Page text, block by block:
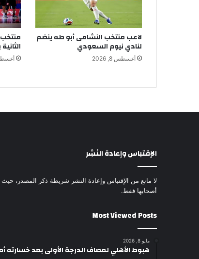
لاعب منتخب النشامى أبو طه ينضم
لنادي نيوم السعودي
أغسطس 8, 2026 أغسطس 8,
الإقتباس وإعادة النَشِر
لا مانع من الإقتباس وإعادة النشر شريطة ذكر المصدر، حيث
أصحابها فقط.
Most Viewed Posts
مايو 8, 2026
هبوط الأهلي لمصاف الدرجة الأولى بعد خسارته